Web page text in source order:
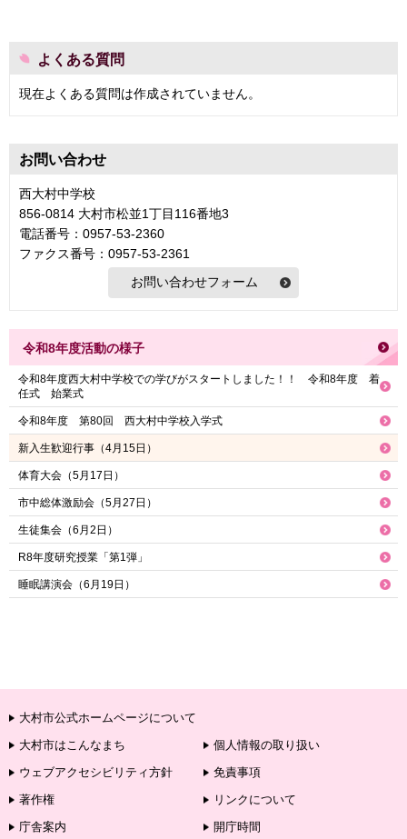
よくある質問
現在よくある質問は作成されていません。
お問い合わせ
西大村中学校
856-0814 大村市松並1丁目116番地3
電話番号：0957-53-2360
ファクス番号：0957-53-2361
令和8年度活動の様子
令和8年度西大村中学校での学びがスタートしました！！ 令和8年度 着
任式 始業式
令和8年度 第80回 西大村中学校入学式
新入生歓迎行事（4月15日）
体育大会（5月17日）
市中総体激励会（5月27日）
生徒集会（6月2日）
R8年度研究授業「第1弾」
睡眠講演会（6月19日）
大村市公式ホームページについて
大村市はこんなまち
個人情報の取り扱い
ウェブアクセシビリティ方針
免責事項
著作権
リンクについて
庁舎案内
開庁時間